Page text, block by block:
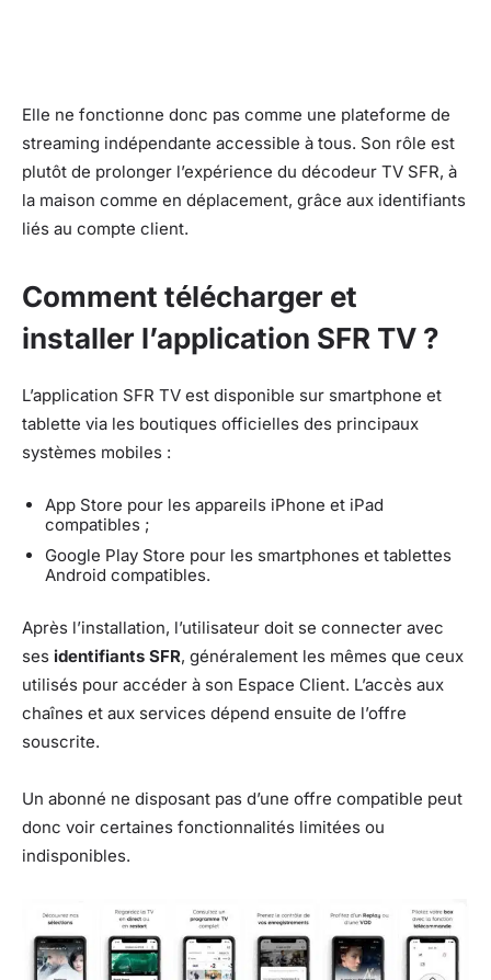
Elle ne fonctionne donc pas comme une plateforme de
streaming indépendante accessible à tous. Son rôle est
plutôt de prolonger l’expérience du décodeur TV SFR, à
la maison comme en déplacement, grâce aux identifiants
liés au compte client.
Comment télécharger et
installer l’application SFR TV ?
L’application SFR TV est disponible sur smartphone et
tablette via les boutiques officielles des principaux
systèmes mobiles :
App Store pour les appareils iPhone et iPad
compatibles ;
Google Play Store pour les smartphones et tablettes
Android compatibles.
Après l’installation, l’utilisateur doit se connecter avec
ses identifiants SFR, généralement les mêmes que ceux
utilisés pour accéder à son Espace Client. L’accès aux
chaînes et aux services dépend ensuite de l’offre
souscrite.
Un abonné ne disposant pas d’une offre compatible peut
donc voir certaines fonctionnalités limitées ou
indisponibles.